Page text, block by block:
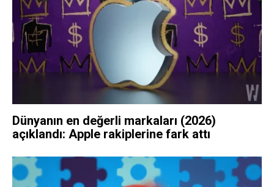
Dünyanın en değerli markaları (2026)
açıklandı: Apple rakiplerine fark attı